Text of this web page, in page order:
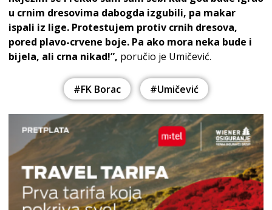
u crnim dresovima dabogda izgubili, pa makar
ispali iz lige. Protestujem protiv crnih dresova,
pored plavo-crvene boje. Pa ako mora neka bude i
bijela, ali crna nikad!”, poručio je Umičević.
#FK Borac #Umičević